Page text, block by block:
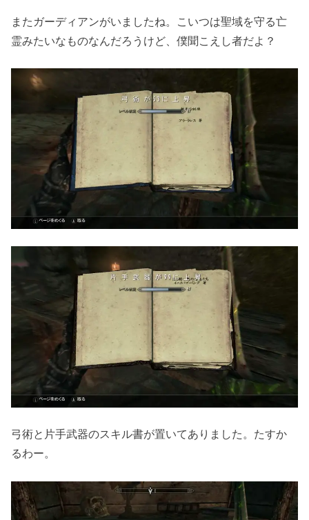
またガーディアンがいましたね。こいつは聖域を守る亡
霊みたいなものなんだろうけど、僕聞こえし者だよ？
弓術と片手武器のスキル書が置いてありました。たすか
るわー。